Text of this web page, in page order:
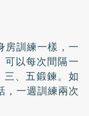
房訓練一樣，一
以每次間隔一
、五鍛鍊。如
，一週訓練兩次